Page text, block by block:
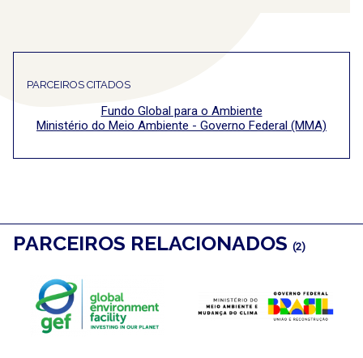
PARCEIROS CITADOS
Fundo Global para o Ambiente
Ministério do Meio Ambiente - Governo Federal (MMA)
PARCEIROS RELACIONADOS (2)